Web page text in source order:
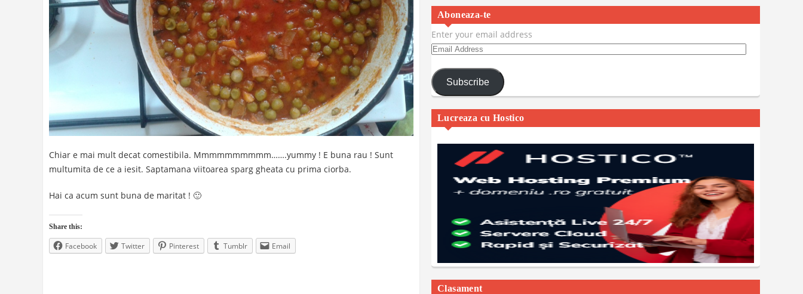
Chiar e mai mult decat comestibila. Mmmmmmmmmm…….yummy ! E buna rau ! Sunt
multumita de ce a iesit. Saptamana viitoarea sparg gheata cu prima ciorba.
Hai ca acum sunt buna de maritat ! 🙂
Share this:
Facebook Twitter Pinterest Tumblr Email
Aboneaza-te
Enter your email address
Email
Subscribe
Lucreaza cu Hostico
Clasament